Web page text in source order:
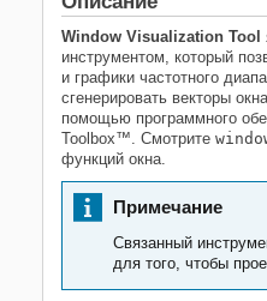
WVTool
НА ЭТОЙ СТРАНИЦЕ
Описание
Откройте WVTool
Примеры
Программируемое использование
Больше о
Смотрите также
Window Visualization Tool
инструментом, который
и графики частотного
сгенерировать векторы
помощью программного
Toolbox™. Смотрите
функций окна.
Примечание
Связанный
для того, чтобы